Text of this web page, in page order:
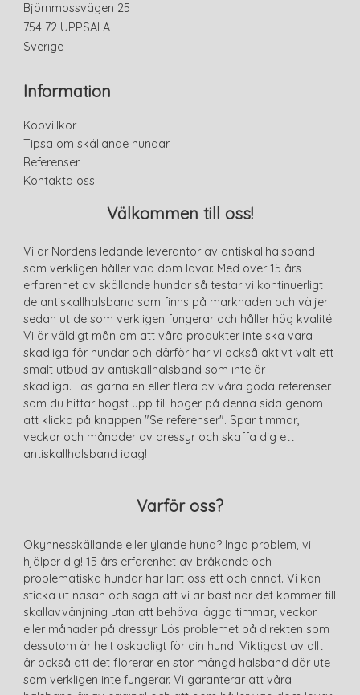
Björnmossvägen 25
754 72 UPPSALA
Sverige
Information
Köpvillkor
Tipsa om skällande hundar
Referenser
Kontakta oss
Välkommen till oss!
Vi är Nordens ledande leverantör av antiskallhalsband
som verkligen håller vad dom lovar. Med över 15 års
erfarenhet av skällande hundar så testar vi kontinuerligt
de antiskallhalsband som finns på marknaden och väljer
sedan ut de som verkligen fungerar och håller hög kvalité.
Vi är väldigt mån om att våra produkter inte ska vara
skadliga för hundar och därför har vi också aktivt valt ett
smalt utbud av antiskallhalsband som inte är
skadliga. Läs gärna en eller flera av våra goda referenser
som du hittar högst upp till höger på denna sida genom
att klicka på knappen "Se referenser". Spar timmar,
veckor och månader av dressyr och skaffa dig ett
antiskallhalsband idag!
Varför oss?
Okynnesskällande eller ylande hund? Inga problem, vi
hjälper dig! 15 års erfarenhet av bråkande och
problematiska hundar har lärt oss ett och annat. Vi kan
sticka ut näsan och säga att vi är bäst när det kommer till
skallavvänjning utan att behöva lägga timmar, veckor
eller månader på dressyr. Lös problemet på direkten som
dessutom är helt oskadligt för din hund. Viktigast av allt
är också att det florerar en stor mängd halsband där ute
som verkligen inte fungerar. Vi garanterar att våra